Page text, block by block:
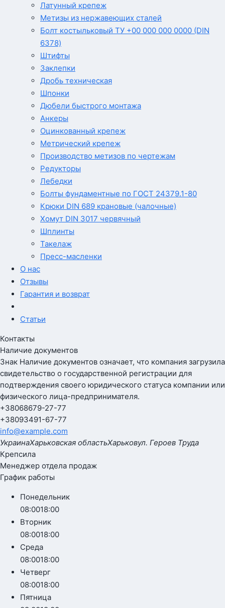
Латунный крепеж
Метизы из нержавеющих сталей
Болт костыльковый ТУ +00 000 000 0000 (DIN
6378)
Штифты
Заклепки
Дробь техническая
Шпонки
Дюбели быстрого монтажа
Анкеры
Оцинкованный крепеж
Метрический крепеж
Производство метизов по чертежам
Редукторы
Лебедки
Болты фундаментные по ГОСТ 24379.1-80
Крюки DIN 689 крановые (чалочные)
Хомут DIN 3017 червячный
Шплинты
Такелаж
Пресс-масленки
О нас
Отзывы
Гарантия и возврат
Статьи
Контакты
Наличие документов
Знак Наличие документов означает, что компания загрузила
свидетельство о государственной регистрации для
подтверждения своего юридического статуса компании или
физического лица-предпринимателя.
+38068679-27-77
+38093491-67-77
info@example.com
УкраинаХарьковская областьХарьковул. Героев Труда
Крепсила
Менеджер отдела продаж
График работы
Понедельник
08:0018:00
Вторник
08:0018:00
Среда
08:0018:00
Четверг
08:0018:00
Пятница